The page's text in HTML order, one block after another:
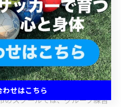
すサッカースク
個別指導の工夫
果的な個別指導は、子どもの成
を見極めてアプローチを変える
のスクールでは、グループ練習
わせはこちら